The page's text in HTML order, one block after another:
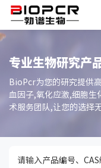
专业生物研究产
BioPcr为您的研究提供
血因子,氧化应激,细胞生
术服务团队,让您的选择